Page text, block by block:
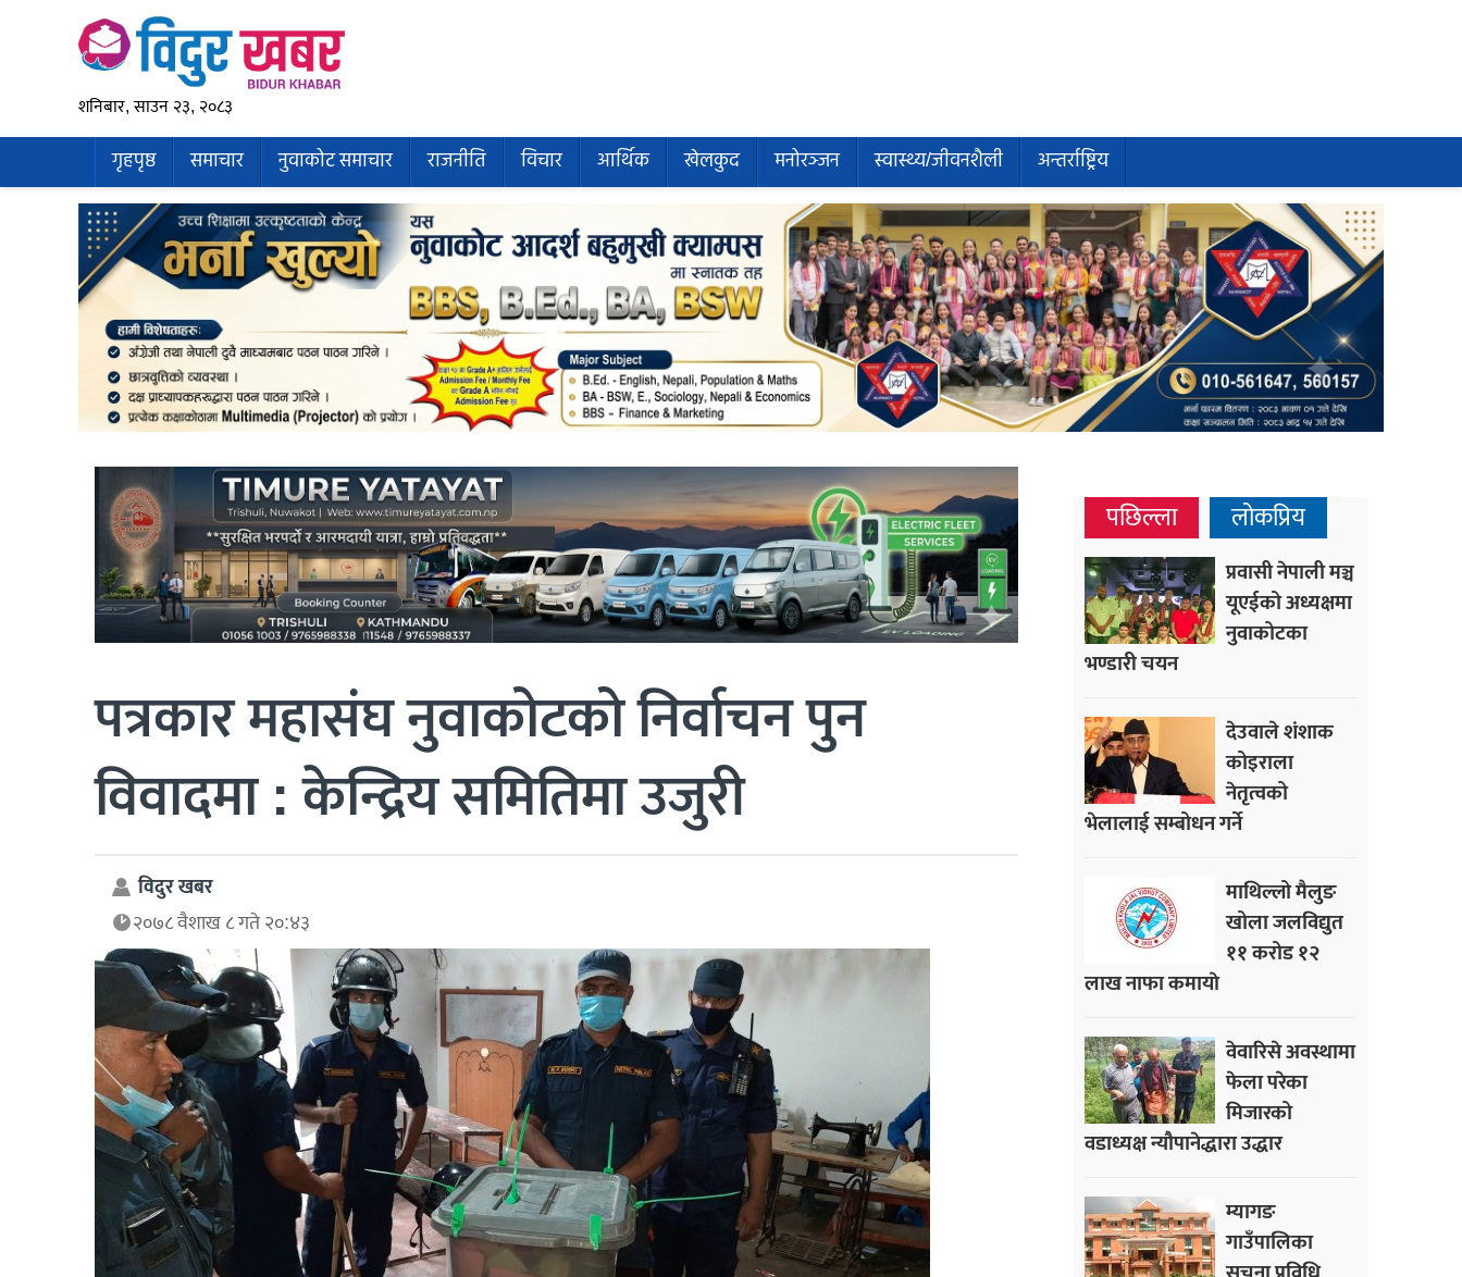
शनिबार, साउन २३, २०८३
गृहपृष्ठ समाचार नुवाकोट समाचार राजनीति विचार आर्थिक खेलकुद मनोरञ्जन स्वास्थ्य/जीवनशैली अन्तर्राष्ट्रिय
पत्रकार महासंघ नुवाकोटको निर्वाचन पुन
विवादमा : केन्द्रिय समितिमा उजुरी
विदुर खबर
२०७८ वैशाख ८ गते २०:४३
पछिल्ला लोकप्रिय
प्रवासी नेपाली मञ्च
यूएईको अध्यक्षमा
नुवाकोटका
भण्डारी चयन
देउवाले शंशाक
कोइराला
नेतृत्वको
भेलालाई सम्बोधन गर्ने
माथिल्लो मैलुङ
खोला जलविद्युत
११ करोड १२
लाख नाफा कमायाे
वेवारिसे अवस्थामा
फेला परेका
मिजारको
वडाध्यक्ष न्यौपानेद्धारा उद्धार
म्यागङ
गाउँपालिका